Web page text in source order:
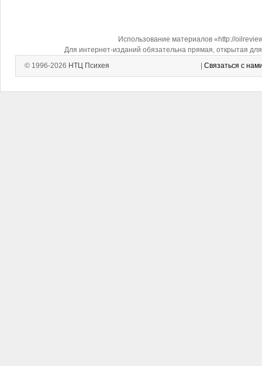
Использование материалов «http://
Для интернет-изданий обязательна прямая, открытая
© 1996-2026 НТЦ Психея Связаться с